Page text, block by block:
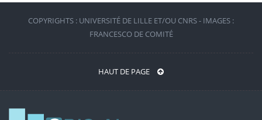
COPYRIGHTS : UNIVERSITÉ DE LILLE ET/OU CNRS - IMAGES :
FRANCESCO DE COMITÉ
HAUT DE PAGE